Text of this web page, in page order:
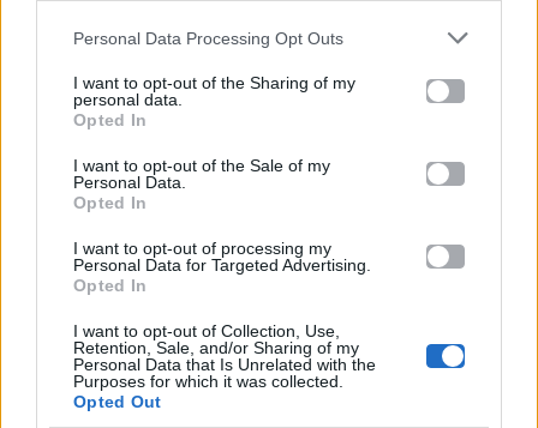
This information may also be disclosed by us to third parties
disclose it to other third parties.
Please note that this website/app uses one or more Google
services and may gather and store information including but
not limited to your visit or usage behaviour. You may click to
grant or deny consent to Google and its third-party tags to
consent section.
Personal Data Processing Opt Outs
I want to opt-out of the Sharing of my
personal data.
Opted In
I want to opt-out of the Sale of my
Personal Data.
Opted In
I want to opt-out of processing my
Personal Data for Targeted Advertising.
Opted In
I want to opt-out of Collection, Use,
Retention, Sale, and/or Sharing of my
Personal Data that Is Unrelated with the
Purposes for which it was collected.
Opted Out
Gossip
Televisione
Programmi TV
Amici
Ballando Con Le Stelle
Grande Fratello
Isola Dei Famosi